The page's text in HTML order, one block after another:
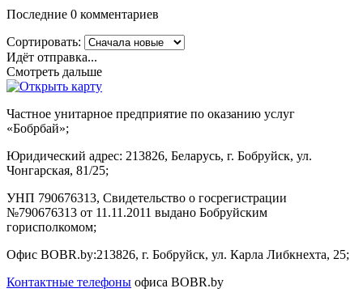
Последние 0 комментариев
Сортировать:
Идёт отправка...
Смотреть дальше
Частное унитарное предприятие по оказанию услуг
«Бобрбай»;
Юридический адрес: 213826, Беларусь, г. Бобруйск, ул.
Чонгарская, 81/25;
УНП 790676313, Свидетельство о госрегистрации
№790676313 от 11.11.2011 выдано Бобруйским
горисполкомом;
Офис BOBR.by:213826, г. Бобруйск, ул. Карла Либкнехта, 25;
Контактные телефоны офиса BOBR.by